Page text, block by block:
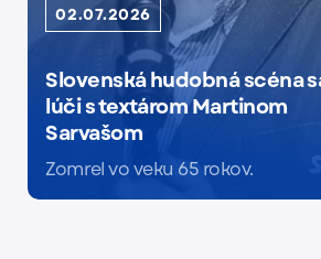
02.07.2026
Slovenská hudobná scéna
lúči s textárom Martinom
Sarvašom
Zomrel vo veku 65 rokov.